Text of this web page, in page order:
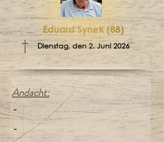
Eduard Synek (88)
Dienstag, den 2. Juni 2026
†
Andacht:
-
-